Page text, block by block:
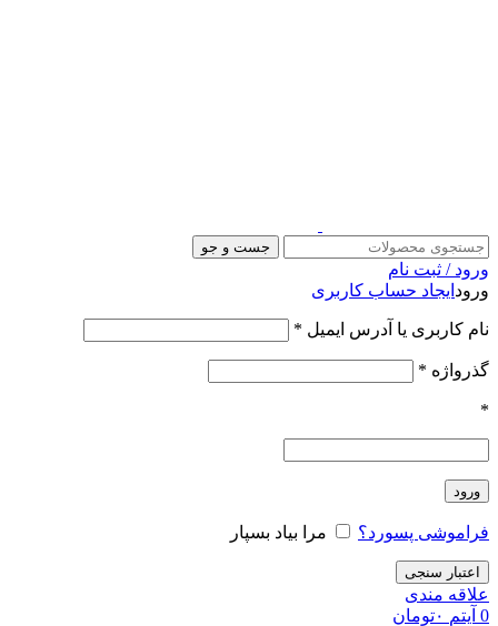
جست و جو
ورود / ثبت نام
ورود ایجاد حساب کاربری
نام کاربری یا آدرس ایمیل *
گذرواژه *
*
ورود
فراموشی پسورد؟ مرا بیاد بسپار
اعتبار سنجی
علاقه مندی
0 آیتم ۰تومان